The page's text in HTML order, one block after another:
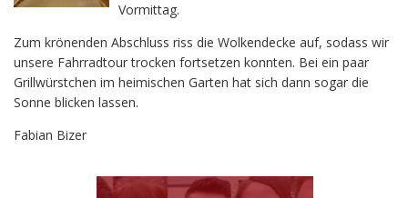
Vormittag.
Zum krönenden Abschluss riss die Wolkendecke auf, sodass wir
unsere Fahrradtour trocken fortsetzen konnten. Bei ein paar
Grillwürstchen im heimischen Garten hat sich dann sogar die
Sonne blicken lassen.
Fabian Bizer